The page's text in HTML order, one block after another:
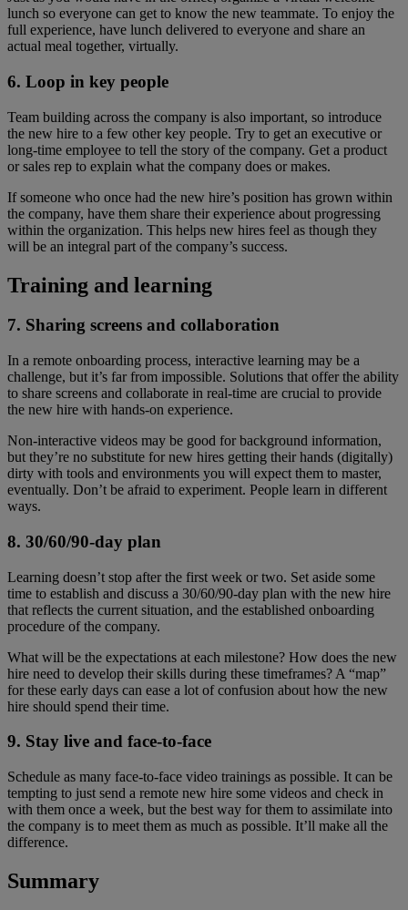
lunch so everyone can get to know the new teammate. To enjoy the
full experience, have lunch delivered to everyone and share an
actual meal together, virtually.
6. Loop in key people
Team building across the company is also important, so introduce
the new hire to a few other key people. Try to get an executive or
long-time employee to tell the story of the company. Get a product
or sales rep to explain what the company does or makes.
If someone who once had the new hire’s position has grown within
the company, have them share their experience about progressing
within the organization. This helps new hires feel as though they
will be an integral part of the company’s success.
Training and learning
7. Sharing screens and collaboration
In a remote onboarding process, interactive learning may be a
challenge, but it’s far from impossible. Solutions that offer the ability
to share screens and collaborate in real-time are crucial to provide
the new hire with hands-on experience.
Non-interactive videos may be good for background information,
but they’re no substitute for new hires getting their hands (digitally)
dirty with tools and environments you will expect them to master,
eventually. Don’t be afraid to experiment. People learn in different
ways.
8. 30/60/90-day plan
Learning doesn’t stop after the first week or two. Set aside some
time to establish and discuss a 30/60/90-day plan with the new hire
that reflects the current situation, and the established onboarding
procedure of the company.
What will be the expectations at each milestone? How does the new
hire need to develop their skills during these timeframes? A “map”
for these early days can ease a lot of confusion about how the new
hire should spend their time.
9. Stay live and face-to-face
Schedule as many face-to-face video trainings as possible. It can be
tempting to just send a remote new hire some videos and check in
with them once a week, but the best way for them to assimilate into
the company is to meet them as much as possible. It’ll make all the
difference.
Summary